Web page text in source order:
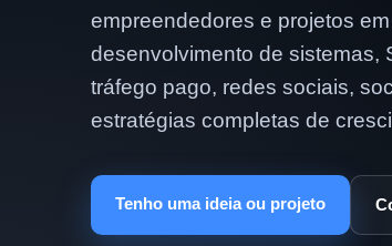
empreendedores e projetos
desenvolvimento de sistemas,
tráfego pago, redes sociais,
estratégias completas de
Tenho uma ideia ou projeto